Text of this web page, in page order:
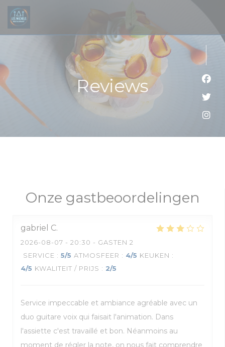
Cookies beheer paneel
Reviews
Onze gastbeoordelingen
gabriel C
2026-08-07 - 20:30 - GASTEN 2
SERVICE : 5/5 ATMOSFEER : 4/5 KEUKEN :
4/5 KWALITEIT / PRIJS : 2/5
Service impeccable et ambiance agréable avec un
duo guitare voix qui faisait l'animation. Dans
l'assiette c'est travaillé et bon. Néanmoins au
moment de régler la note, on nous fait comprendre